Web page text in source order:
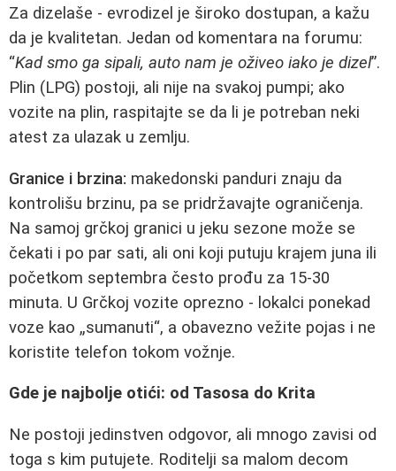
Za dizelaše - evrodizel je široko dostupan, a kažu
da je kvalitetan. Jedan od komentara na forumu:
“Kad smo ga sipali, auto nam je oživeo iako je dizel”.
Plin (LPG) postoji, ali nije na svakoj pumpi; ako
vozite na plin, raspitajte se da li je potreban neki
atest za ulazak u zemlju.
Granice i brzina: makedonski panduri znaju da
kontrolišu brzinu, pa se pridržavajte ograničenja.
Na samoj grčkoj granici u jeku sezone može se
čekati i po par sati, ali oni koji putuju krajem juna ili
početkom septembra često prođu za 15-30
minuta. U Grčkoj vozite oprezno - lokalci ponekad
voze kao „sumanuti“, a obavezno vežite pojas i ne
koristite telefon tokom vožnje.
Gde je najbolje otići: od Tasosa do Krita
Ne postoji jedinstven odgovor, ali mnogo zavisi od
toga s kim putujete. Roditelji sa malom decom